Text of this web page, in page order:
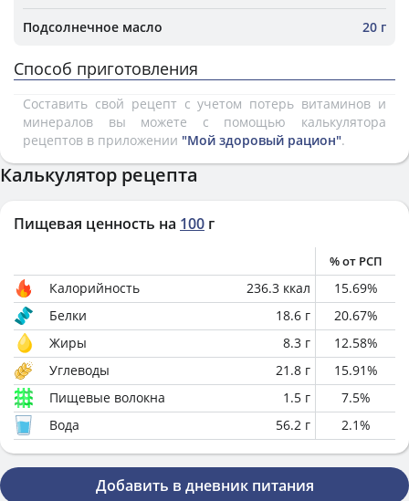
Подсолнечное масло 20 г
Способ приготовления
Составить свой рецепт с учетом потерь витаминов и
минералов вы можете с помощью калькулятора
рецептов в приложении "Мой здоровый рацион".
Калькулятор рецепта
Пищевая ценность на 100 г
% от РСП
Калорийность 236.3 ккал 15.69%
Белки
18.6 г 20.67%
Жиры
8.3 г 12.58%
Углеводы
21.8 г 15.91%
Пищевые волокна
1.5 г 7.5%
Вода
56.2 г 2.1%
Добавить в дневник питания